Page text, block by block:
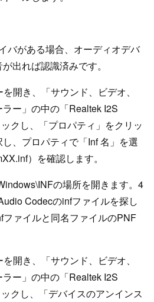
バがある場合、オーディオデバ
出れば認識済みです。
開き、「サウンド、ビデオ、
ー」の中の「Realtek I2S
クし、「プロパティ」をクリッ
、プロパティで「Inf 名」を選
）を確認します。
の場所を開きます。4
Codecのinfファイルを探し
ァイルと同名ファイルのPNF
開き、「サウンド、ビデオ、
ー」の中の「Realtek I2S
クし、「デバイスのアンインス